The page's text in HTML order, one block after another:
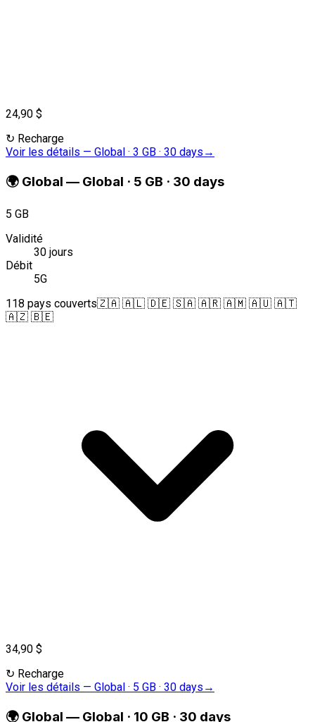
24,90 $
↻ Recharge
Voir les détails — Global · 3 GB · 30 days →
🌍 Global — Global · 5 GB · 30 days
5 GB
Validité
30 jours
Débit
5G
118 pays couverts🇿🇦 🇦🇱 🇩🇪 🇸🇦 🇦🇷 🇦🇲 🇦🇺 🇦🇹
🇦🇿 🇧🇪
34,90 $
↻ Recharge
Voir les détails — Global · 5 GB · 30 days →
🌍 Global — Global · 10 GB · 30 days